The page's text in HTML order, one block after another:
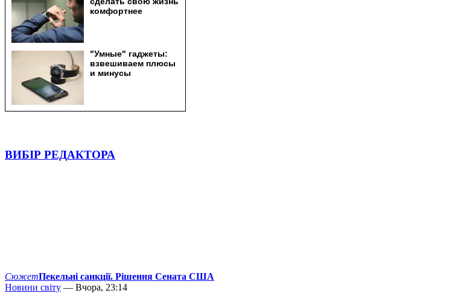
ВИБІР РЕДАКТОРА
СюжетПекельні санкції. Рішення Сената США
Новини світу — Вчора, 23:14